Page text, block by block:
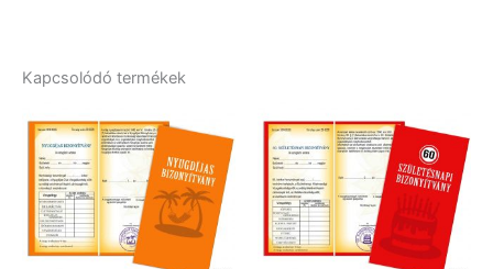
Kapcsolódó termékek